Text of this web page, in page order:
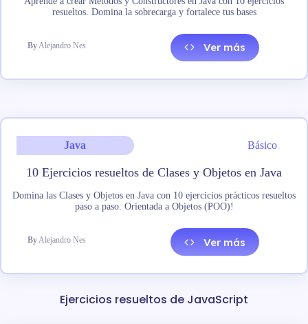
resueltos. Domina la sobrecarga y fortalece tus bases
ByAlejandro Nes Ver más
Java Básico
10 Ejercicios resueltos de Clases y Objetos en Java
Domina las Clases y Objetos en Java con 10 ejercicios prácticos resueltos
paso a paso. Orientada a Objetos (POO)!
ByAlejandro Nes Ver más
Ejercicios resueltos de JavaScript